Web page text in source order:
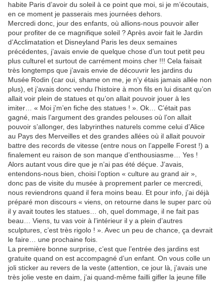
habite Paris d’avoir du soleil à ce point que moi, si je m’écoutais,
en ce moment je passerais mes journées dehors.
Mercredi donc, jour des enfants, où allions-nous pouvoir aller
pour profiter de ce magnifique soleil ? Après avoir fait le Jardin
d’Acclimatation et Disneyland Paris les deux semaines
précédentes, j’avais envie de quelque chose d’un tout petit peu
plus culturel et surtout de carrément moins cher !!! Cela faisait
très longtemps que j’avais envie de découvrir les jardins du
Musée Rodin (car oui, shame on me, je n’y étais jamais allée non
plus), et j’avais donc vendu l’histoire à mon fils en lui disant qu’on
allait voir plein de statues et qu’on allait pouvoir jouer à les
imiter… « Moi j’m’en fiche des statues ! ». Ok… C’était pas
gagné, mais l’argument des grandes pelouses où l’on allait
pouvoir s’allonger, des labyrinthes naturels comme celui d’Alice
au Pays des Merveilles et des grandes allées où il allait pouvoir
battre des records de vitesse (entre nous on l’appelle Forest !) a
finalement eu raison de son manque d’enthousiasme… Yes !
Alors autant vous dire que je n’ai pas été déçue. J’avais,
entendons-nous bien, choisi l’option « culture au grand air »,
donc pas de visite du musée à proprement parler ce mercredi,
nous reviendrons quand il fera moins beau. Et pour info, j’ai déjà
préparé mon discours « viens, on retourne dans le super parc où
il y avait toutes les statues… oh, quel dommage, il ne fait pas
beau… Viens, tu vas voir à l’intérieur il y a plein d’autres
sculptures, c’est très rigolo ! ». Avec un peu de chance, ça devrait
le faire… une prochaine fois.
La première bonne surprise, c’est que l’entrée des jardins est
gratuite quand on est accompagné d’un enfant. On vous colle un
joli sticker au revers de la veste (attention, ce jour là, j’avais une
très jolie veste en daim, j’ai quand-même failli gifler la jeune fille